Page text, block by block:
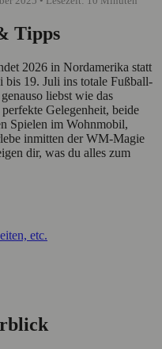
Tipps
2026 in Nordamerika statt
bis 19. Juli ins totale Fußball-
liebst wie das
Gelegenheit, beide
Spielen im Wohnmobil,
inmitten der WM-Magie
dir, was du alles zum
etc.